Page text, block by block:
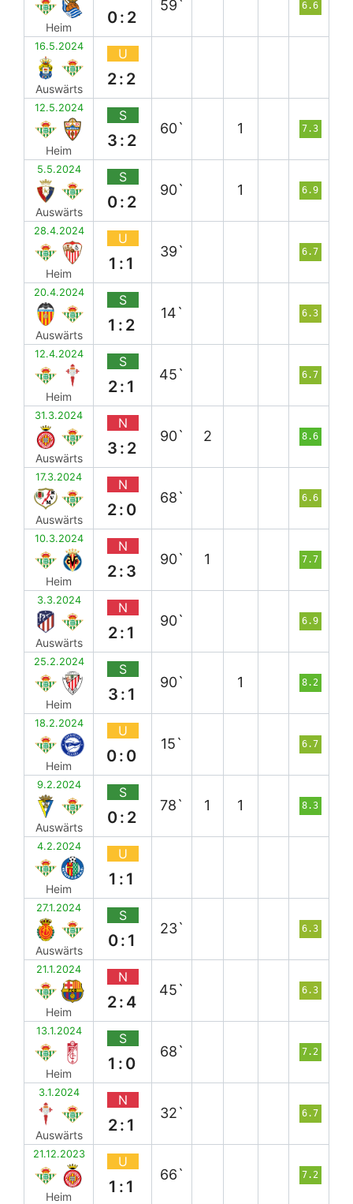
Heim
0:2
59` 6.6
16.5.2024
Auswärts
U
2:2
12.5.2024
Heim
S
3:2
60` 1 7.3
5.5.2024
Auswärts
S
0:2
90` 1 6.9
28.4.2024
Heim
U
1:1
39` 6.7
20.4.2024
Auswärts
S
1:2
14` 6.3
12.4.2024
Heim
S
2:1
45` 6.7
31.3.2024
Auswärts
N
3:2
90` 2 8.6
17.3.2024
Auswärts
N
2:0
68` 6.6
10.3.2024
Heim
N
2:3
90` 1 7.7
3.3.2024
Auswärts
N
2:1
90` 6.9
25.2.2024
Heim
S
3:1
90` 1 8.2
18.2.2024
Heim
U
0:0
15` 6.7
9.2.2024
Auswärts
S
0:2
78` 1 1 8.3
4.2.2024
Heim
U
1:1
27.1.2024
Auswärts
S
0:1
23` 6.3
21.1.2024
Heim
N
2:4
45` 6.3
13.1.2024
Heim
S
1:0
68` 7.2
3.1.2024
Auswärts
N
2:1
32` 6.7
21.12.2023
Heim
U
1:1
66` 7.2